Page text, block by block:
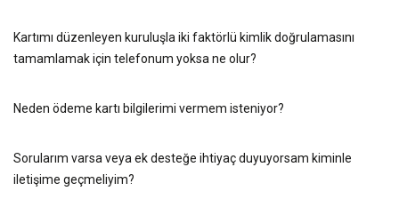
Kartımı düzenleyen kuruluşla iki faktörlü kimlik doğrulamasını
tamamlamak için telefonum yoksa ne olur?
Neden ödeme kartı bilgilerimi vermem isteniyor?
Sorularım varsa veya ek desteğe ihtiyaç duyuyorsam kiminle
iletişime geçmeliyim?